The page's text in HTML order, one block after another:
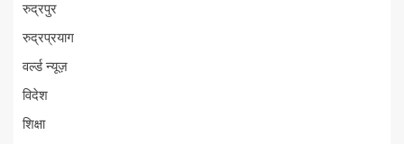
रुद्रपुर
रुद्रप्रयाग
वर्ल्ड न्यूज़
विदेश
शिक्षा